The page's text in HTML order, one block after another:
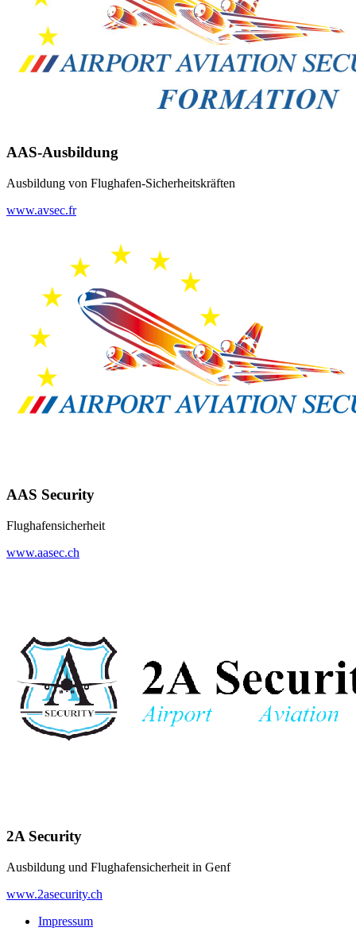
AAS-Ausbildung
Ausbildung von Flughafen-Sicherheitskräften
www.avsec.fr
AAS Security
Flughafensicherheit
www.aasec.ch
2A Security
Ausbildung und Flughafensicherheit in Genf
www.2asecurity.ch
Impressum